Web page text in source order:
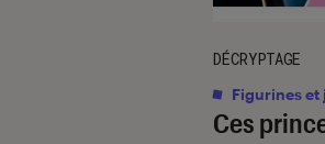
Ces
DÉCRYPTAGE
Figurines et